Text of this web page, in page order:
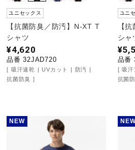
テニス／ソフトテニス
卓球
ユニセックス
【抗菌防臭／防汚】N-XT T
シャツ
¥4,620
品番 32JAD720
吸汗速乾 UVカット
防汚
抗菌防臭
ユニ
【
シャ
品番
吸汗
抗菌
NEW